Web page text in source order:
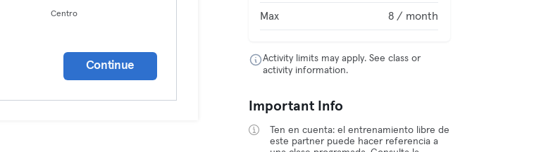
Centro
Continue
Max 8 / month
Activity limits may apply. See class or
activity information.
Important Info
Ten en cuenta: el entrenamiento libre de
este partner puede hacer referencia a